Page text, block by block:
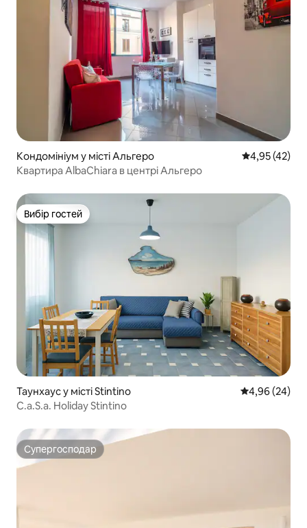
Кондомініум у місті Альгеро Середня
4,95 (42)
Квартира AlbaChiara в центрі Альгеро
Вибір гостей
Вибір гостей
Таунхаус у місті Stintino Середня
4,96 (24)
C.a.S.a. Holiday Stintino
Супергосподар
Супергосподар